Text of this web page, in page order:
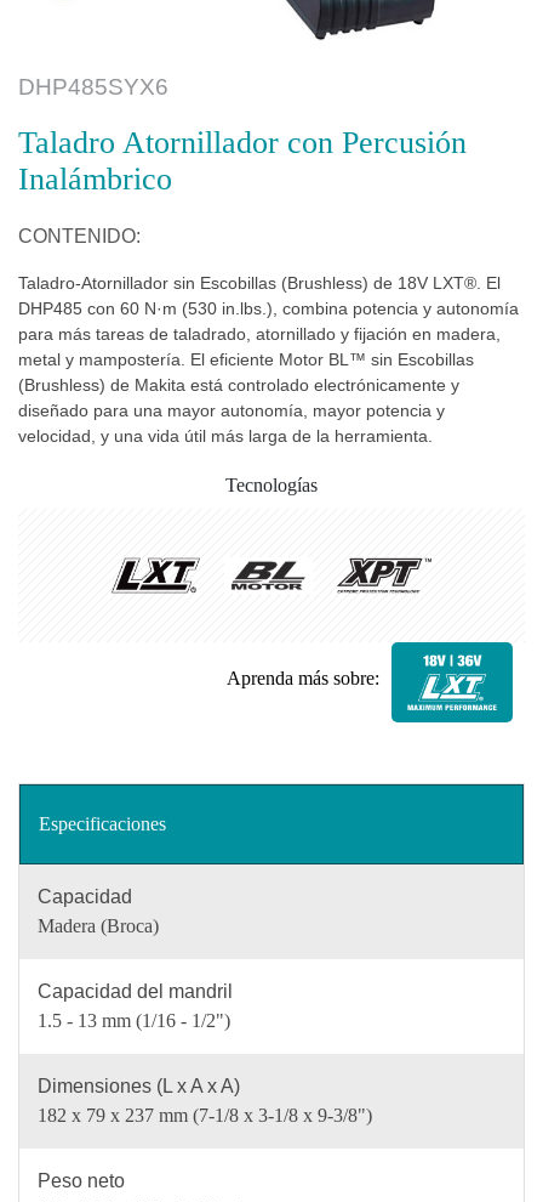
DHP485SYX6
Taladro Atornillador con Percusión
Inalámbrico
CONTENIDO:
Taladro-Atornillador sin Escobillas (Brushless) de 18V LXT®. El
DHP485 con 60 N·m (530 in.lbs.), combina potencia y autonomía
para más tareas de taladrado, atornillado y fijación en madera,
metal y mampostería. El eficiente Motor BL™ sin Escobillas
(Brushless) de Makita está controlado electrónicamente y
diseñado para una mayor autonomía, mayor potencia y
velocidad, y una vida útil más larga de la herramienta.
Tecnologías
Aprenda más sobre:
Especificaciones
Capacidad
Madera (Broca)
Capacidad del mandril
1.5 - 13 mm (1/16 - 1/2")
Dimensiones (L x A x A)
182 x 79 x 237 mm (7-1/8 x 3-1/8 x 9-3/8")
Peso neto